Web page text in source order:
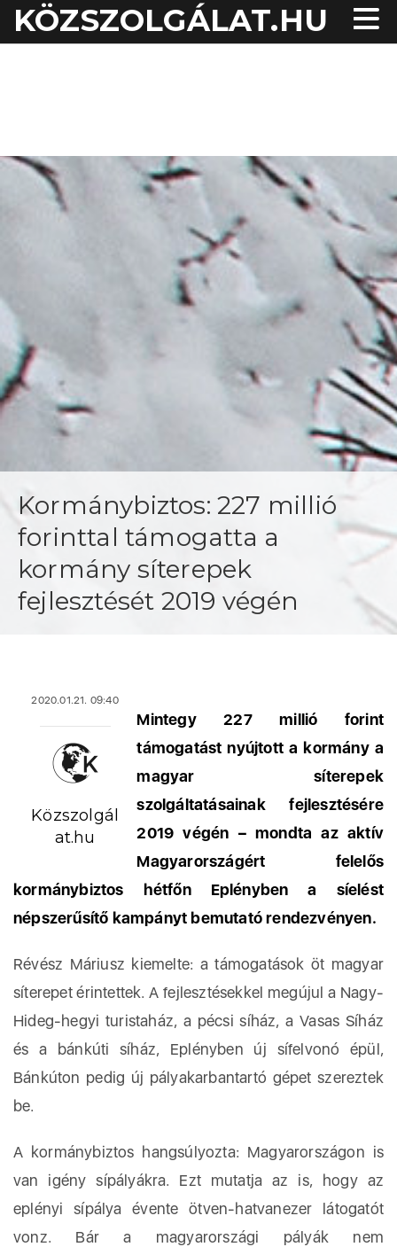
KÖZSZOLGÁLAT.HU
Kormánybiztos: 227 millió
forinttal támogatta a
kormány síterepek
fejlesztését 2019 végén
2020.01.21. 09:40
Közszolgál
at.hu
Mintegy 227 millió forint
támogatást nyújtott a kormány a
magyar síterepek
szolgáltatásainak fejlesztésére
2019 végén – mondta az aktív
Magyarországért felelős
kormánybiztos hétfőn Eplényben a síelést
népszerűsítő kampányt bemutató rendezvényen.
Révész Máriusz kiemelte: a támogatások öt magyar
síterepet érintettek. A fejlesztésekkel megújul a Nagy-
Hideg-hegyi turistaház, a pécsi síház, a Vasas Síház
és a bánkúti síház, Eplényben új sífelvonó épül,
Bánkúton pedig új pályakarbantartó gépet szereztek
be.
A kormánybiztos hangsúlyozta: Magyarországon is
van igény sípályákra. Ezt mutatja az is, hogy az
eplényi sípálya évente ötven-hatvanezer látogatót
vonz. Bár a magyarországi pályák nem